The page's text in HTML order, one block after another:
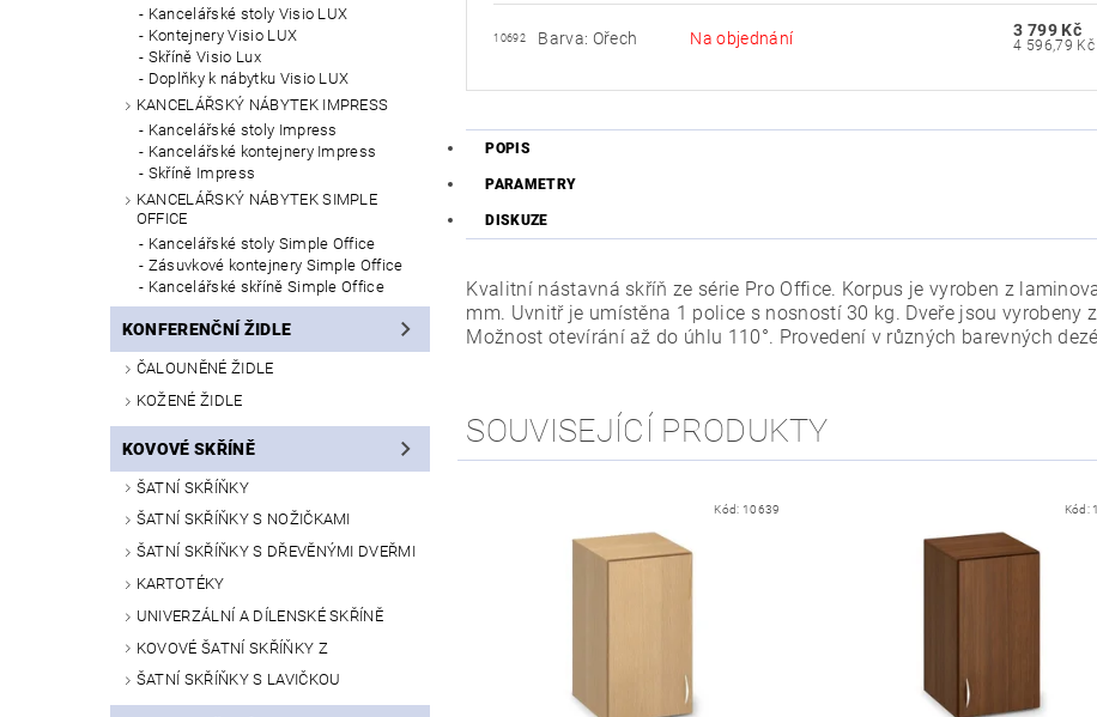
Kancelářské stoly Visio LUX
Kontejnery Visio LUX
Skříně Visio Lux
Doplňky k nábytku Visio LUX
KANCELÁŘSKÝ NÁBYTEK IMPRESS
Kancelářské stoly Impress
Kancelářské kontejnery Impress
Skříně Impress
KANCELÁŘSKÝ NÁBYTEK SIMPLE
OFFICE
Kancelářské stoly Simple Office
Zásuvkové kontejnery Simple Office
Kancelářské skříně Simple Office
KONFERENČNÍ ŽIDLE
ČALOUNĚNÉ ŽIDLE
KOŽENÉ ŽIDLE
KOVOVÉ SKŘÍNĚ
ŠATNÍ SKŘÍŇKY
ŠATNÍ SKŘÍŇKY S NOŽIČKAMI
ŠATNÍ SKŘÍŇKY S DŘEVĚNÝMI DVEŘMI
KARTOTÉKY
UNIVERZÁLNÍ A DÍLENSKÉ SKŘÍNĚ
KOVOVÉ ŠATNÍ SKŘÍŇKY Z
ŠATNÍ SKŘÍŇKY S LAVIČKOU
10692 Barva: Ořech Na objednání 3 799 Kč
POPIS
PARAMETRY
DISKUZE
Kvalitní nástavná skříň ze série Pro Office. Korpus je vyroben z
mm. Uvnitř je umístěna 1 police s nosností 30 kg. Dveře jsou vyrobeny
Možnost otevírání až do úhlu 110°. Provedení v různých barevných
SOUVISEJÍCÍ PRODUKTY
Kód: 10639 Kód: